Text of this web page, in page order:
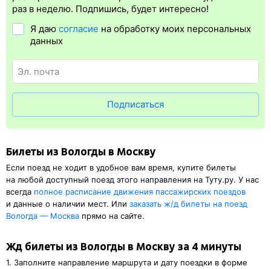
упрощает жизнь пассажиру. Её бонус в том, что не обязательно
регистрация доступна почти для всех заказов,исключение
составляют поезда
билете. А в случае отсутствия электронной регистрации еще
и распечатка посадочного купона.
раз в неделю. Подпишись, будет интересно!
Я даю согласие на обработку моих персональных
данных
Подписаться
Билеты из Вологды в Москву
Если поезд не ходит в удобное вам время, купите билеты
на любой доступный поезд этого направления на Туту.ру. У нас
всегда полное расписание движения пассажирских поездов
и данные о наличии мест. Или заказать ж/д билеты на поезд
Вологда — Москва прямо на сайте.
Жд билеты из Вологды в Москву за 4 минуты
1. Заполните направление маршрута и дату поездки в форме